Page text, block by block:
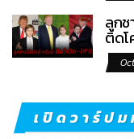
ลูกช
ติดโ
เปิดวาร์ปม